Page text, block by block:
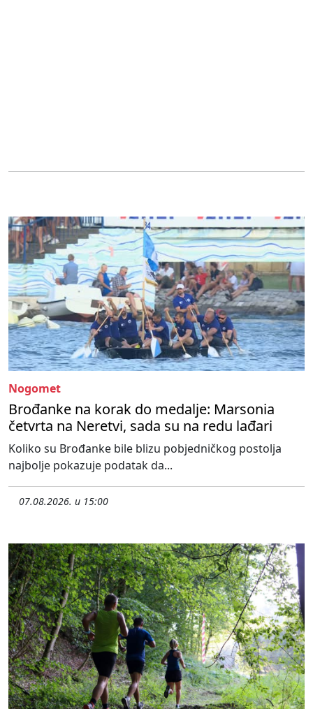
Nogomet
Brođanke na korak do medalje: Marsonia
četvrta na Neretvi, sada su na redu lađari
Koliko su Brođanke bile blizu pobjedničkog postolja
najbolje pokazuje podatak da...
07.08.2026. u 15:00